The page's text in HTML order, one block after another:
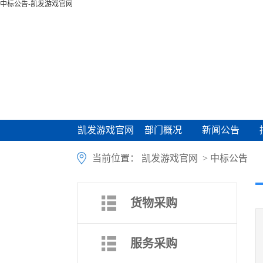
中标公告-凯发游戏官网
凯发游戏官网
凯发游戏官网 部门概况
部门概况 新闻公告
新闻公告
当前位置： 凯发游戏官网 > 中标公告
货物采购
服务采购